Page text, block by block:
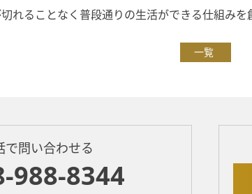
れることなく普段通りの生活ができる仕組みを
一覧
で問い合わせる
988-8344